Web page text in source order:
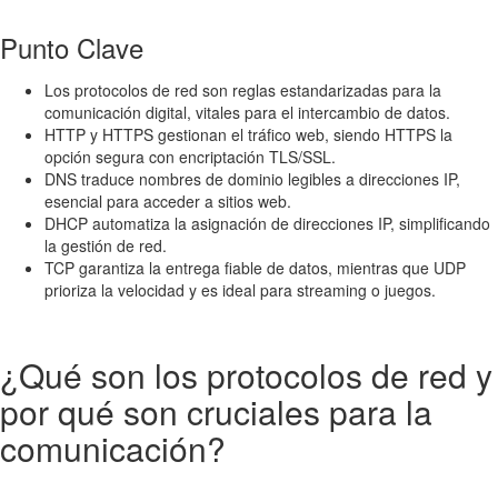
Punto Clave
Los protocolos de red son reglas estandarizadas para la
comunicación digital, vitales para el intercambio de datos.
HTTP y HTTPS gestionan el tráfico web, siendo HTTPS la
opción segura con encriptación TLS/SSL.
DNS traduce nombres de dominio legibles a direcciones IP,
esencial para acceder a sitios web.
DHCP automatiza la asignación de direcciones IP, simplificando
la gestión de red.
TCP garantiza la entrega fiable de datos, mientras que UDP
prioriza la velocidad y es ideal para streaming o juegos.
¿Qué son los protocolos de red y
por qué son cruciales para la
comunicación?